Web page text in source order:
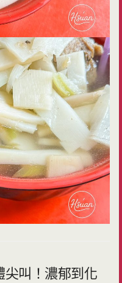
尖叫！濃郁到化